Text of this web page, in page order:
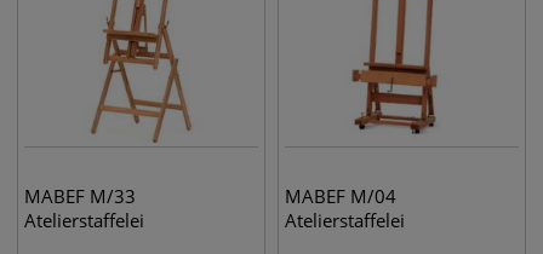
MABEF M/33
Atelierstaffelei
MABEF M/04
Atelierstaffelei